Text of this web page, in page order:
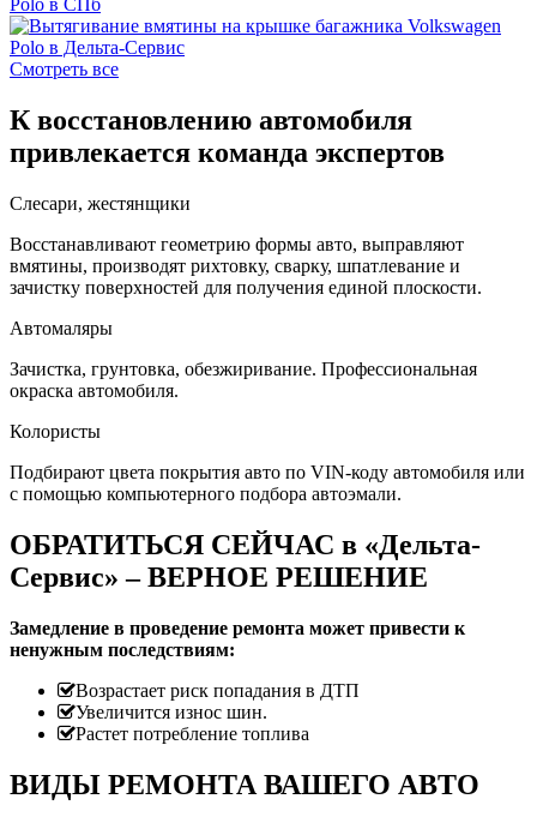
Смотреть все
К восстановлению автомобиля
привлекается команда экспертов
Слесари, жестянщики
Восстанавливают геометрию формы авто, выправляют
вмятины, производят рихтовку, сварку, шпатлевание и
зачистку поверхностей для получения единой плоскости.
Автомаляры
Зачистка, грунтовка, обезжиривание. Профессиональная
окраска автомобиля.
Колористы
Подбирают цвета покрытия авто по VIN-коду автомобиля или
с помощью компьютерного подбора автоэмали.
ОБРАТИТЬСЯ СЕЙЧАС в «Дельта-
Сервис» – ВЕРНОЕ РЕШЕНИЕ
Замедление в проведение ремонта может привести к
ненужным последствиям:
Возрастает риск попадания в ДТП
Увеличится износ шин.
Растет потребление топлива
ВИДЫ РЕМОНТА ВАШЕГО АВТО